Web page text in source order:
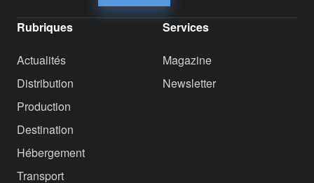
Rubriques
Actualités
Distribution
Production
Destination
Hébergement
Transport
Services
Magazine
Newsletter